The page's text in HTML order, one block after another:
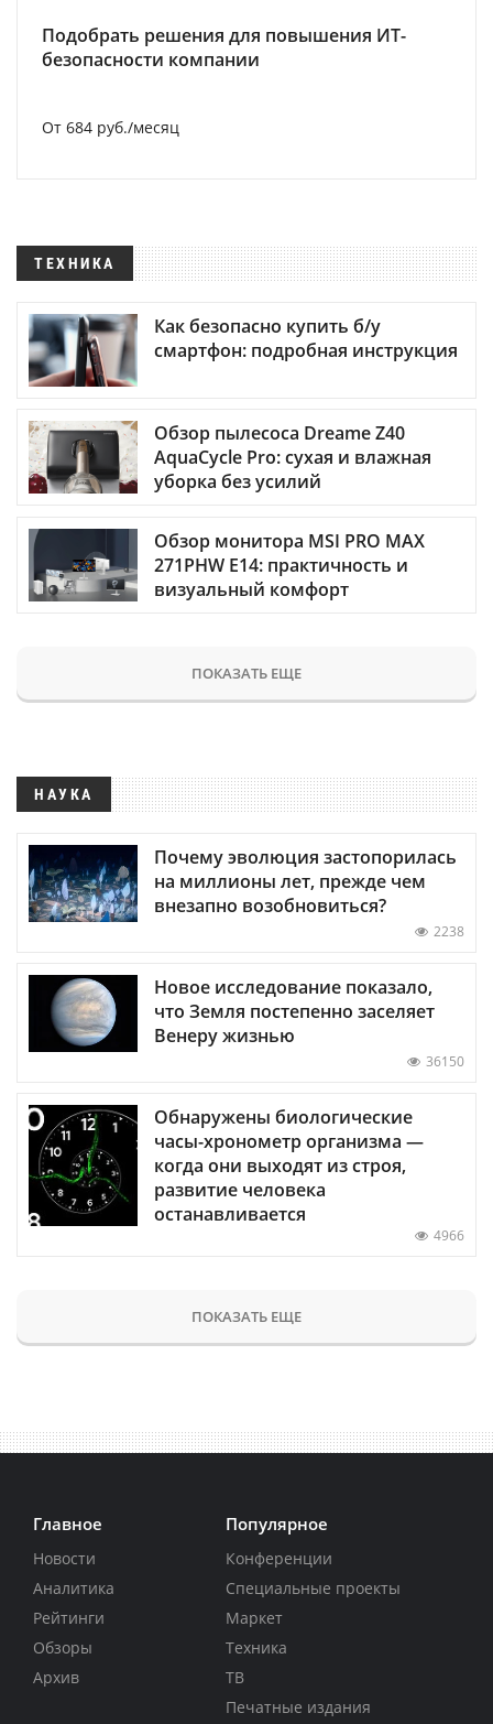
Подобрать решения для повышения ИТ-
безопасности компании
От 684 руб./месяц
ТЕХНИКА
Как безопасно купить б/у
смартфон: подробная инструкция
Обзор пылесоса Dreame Z40
AquaCycle Pro: сухая и влажная
уборка без усилий
Обзор монитора MSI PRO MAX
271PHW E14: практичность и
визуальный комфорт
ПОКАЗАТЬ ЕЩЕ
НАУКА
Почему эволюция застопорилась
на миллионы лет, прежде чем
внезапно возобновиться?
2238
Новое исследование показало,
что Земля постепенно заселяет
Венеру жизнью
36150
Обнаружены биологические
часы-хронометр организма —
когда они выходят из строя,
развитие человека
останавливается
4966
ПОКАЗАТЬ ЕЩЕ
Главное
Новости
Аналитика
Рейтинги
Обзоры
Архив
Популярное
Конференции
Специальные проекты
Маркет
Техника
ТВ
Печатные издания